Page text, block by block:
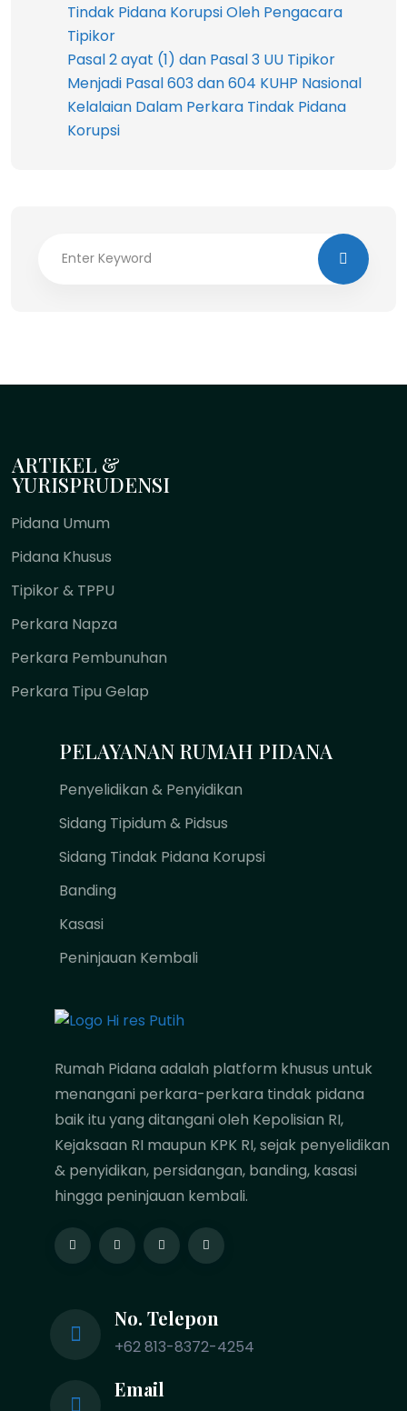
Tindak Pidana Korupsi Oleh Pengacara
Tipikor
Pasal 2 ayat (1) dan Pasal 3 UU Tipikor
Menjadi Pasal 603 dan 604 KUHP Nasional
Kelalaian Dalam Perkara Tindak Pidana
Korupsi
ARTIKEL &
YURISPRUDENSI
Pidana Umum
Pidana Khusus
Tipikor & TPPU
Perkara Napza
Perkara Pembunuhan
Perkara Tipu Gelap
PELAYANAN RUMAH PIDANA
Penyelidikan & Penyidikan
Sidang Tipidum & Pidsus
Sidang Tindak Pidana Korupsi
Banding
Kasasi
Peninjauan Kembali
Rumah Pidana adalah platform khusus untuk
menangani perkara-perkara tindak pidana
baik itu yang ditangani oleh Kepolisian RI,
Kejaksaan RI maupun KPK RI, sejak penyelidikan
& penyidikan, persidangan, banding, kasasi
hingga peninjauan kembali.
No. Telepon
+62 813-8372-4254
Email